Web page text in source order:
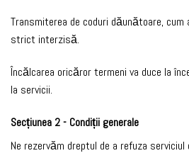
Transmiterea de coduri dăunătoare,
strict interzisă.
Încălcarea oricăror termeni va duce la
la servicii.
Secțiunea 2 - Condiții generale
Ne rezervăm dreptul de a refuza